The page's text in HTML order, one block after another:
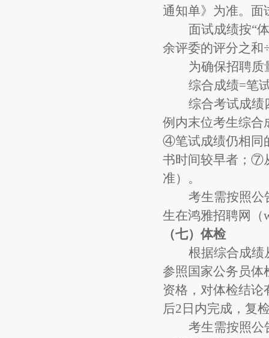
通知单》为准。面
面试成绩按“
余评委的评分之和
为确保招聘质
综合成绩=笔
综合考试成绩
例内末位考生综合
④笔试成绩仍相同
书时间较早者；⑦
准）。
考生需按照公
生在鸿雅招聘网（
（七） 体检
根据综合成绩
参照国家公务员体
资格，对体检结论
后2日内完成，复
考生需按照公